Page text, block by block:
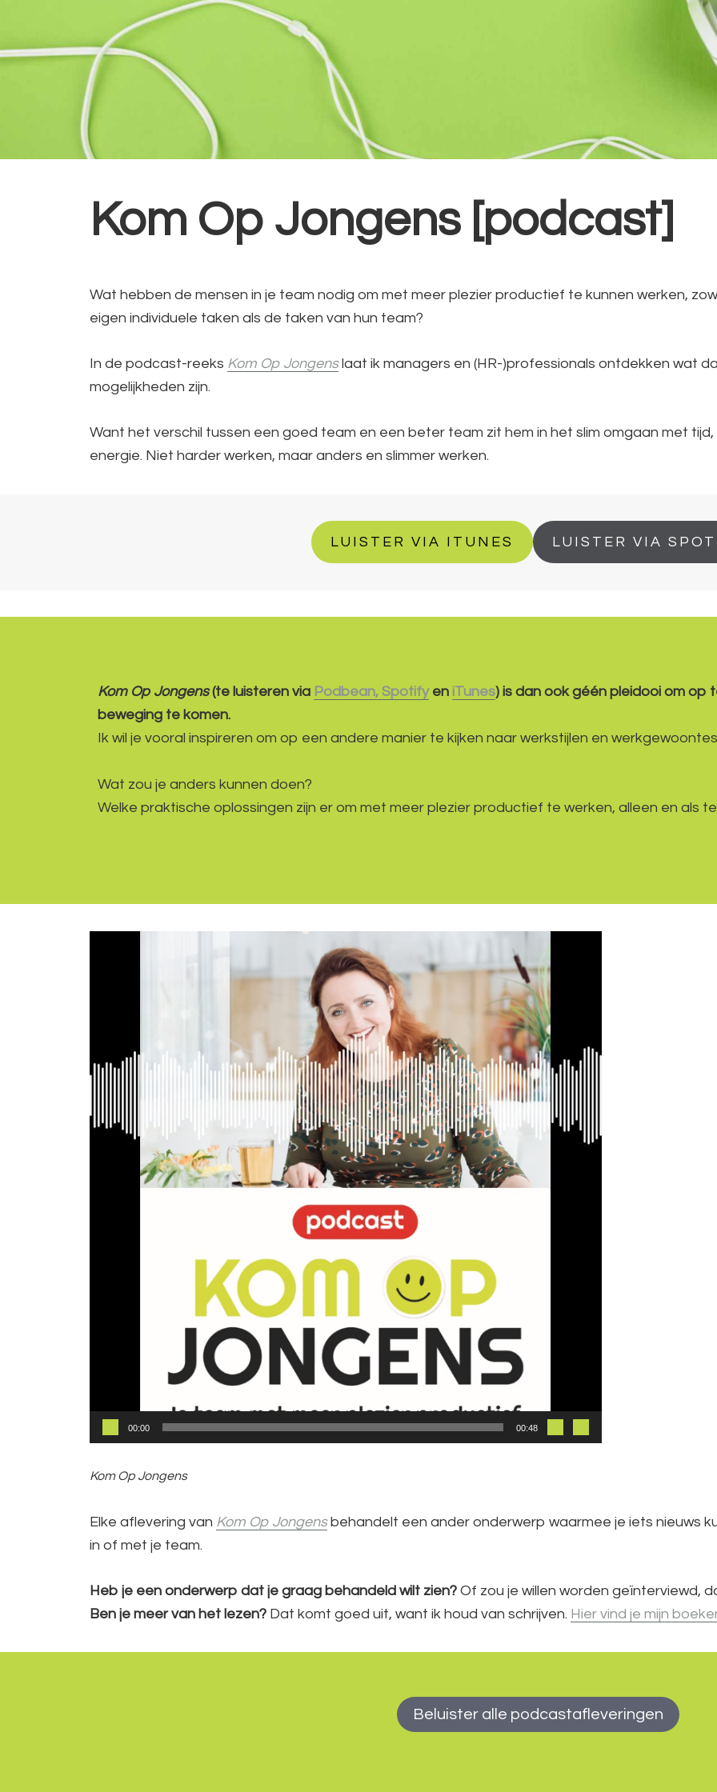
Kom Op Jongens [podcast]
Wat hebben de mensen in je team nodig om met meer plezier productief te kunnen werken,
eigen individuele taken als de taken van hun team?
In de podcast-reeks Kom Op Jongenslaat ik managers en (HR-)professionals ontdekken wat
mogelijkheden zijn.
Want het verschil tussen een goed team en een beter team zit hem in het slim omgaan met
energie. Niet harder werken, maar anders en slimmer werken.
LUISTER VIA ITUNES LUISTER VIA
Kom Op Jongens(te luisteren via Podbean, Spotifyen iTunes) is dan ook géén pleidooi om op
beweging te komen.
Ik wil je vooral inspireren om op een andere manier te kijken naar werkstijlen en
Wat zou je anders kunnen doen?
Welke praktische oplossingen zijn er om met meer plezier productief te werken, alleen en als
00:00 00:48
Kom Op Jongens
Elke aflevering van Kom Op Jongensbehandelt een ander onderwerp waarmee je iets nieuws
in of met je team.
Heb je een onderwerp dat je graag behandeld wilt zien? Of zou je willen worden geïnterviewd,
Ben je meer van het lezen? Dat komt goed uit, want ik houd van schrijven. Hier vind je mijn
Beluister alle podcastafleveringen